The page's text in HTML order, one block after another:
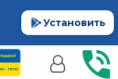
Установить